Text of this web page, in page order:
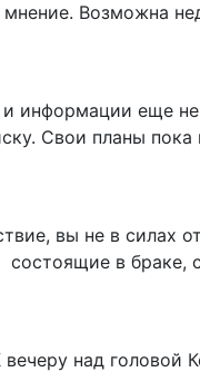
мнение. Возможна
информации еще
Свои планы
вы не в силах
состоящие в браке,
над головой